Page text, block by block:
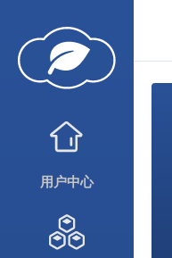
用户中心